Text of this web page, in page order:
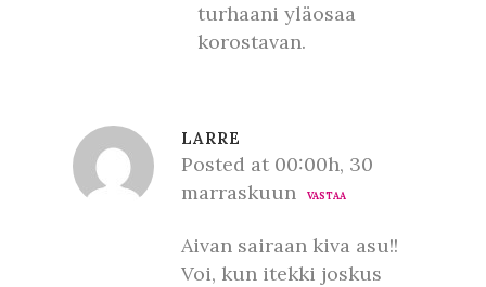
turhaani yläosaa
korostavan.
LARRE
Posted at 00:00h, 30
marraskuun
VASTAA
Aivan sairaan kiva asu!!
Voi, kun itekki joskus